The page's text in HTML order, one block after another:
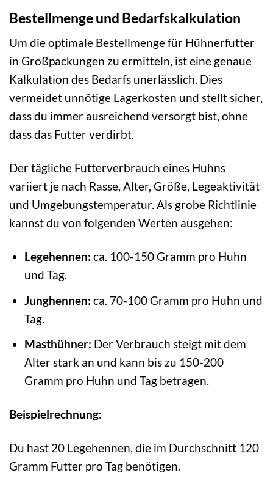
Bestellmenge und Bedarfskalkulation
Um die optimale Bestellmenge für Hühnerfutter
in Großpackungen zu ermitteln, ist eine genaue
Kalkulation des Bedarfs unerlässlich. Dies
vermeidet unnötige Lagerkosten und stellt sicher,
dass du immer ausreichend versorgt bist, ohne
dass das Futter verdirbt.
Der tägliche Futterverbrauch eines Huhns
variiert je nach Rasse, Alter, Größe, Legeaktivität
und Umgebungstemperatur. Als grobe Richtlinie
kannst du von folgenden Werten ausgehen:
Legehennen: ca. 100-150 Gramm pro Huhn
und Tag.
Junghennen: ca. 70-100 Gramm pro Huhn und
Tag.
Masthühner: Der Verbrauch steigt mit dem
Alter stark an und kann bis zu 150-200
Gramm pro Huhn und Tag betragen.
Beispielrechnung:
Du hast 20 Legehennen, die im Durchschnitt 120
Gramm Futter pro Tag benötigen.